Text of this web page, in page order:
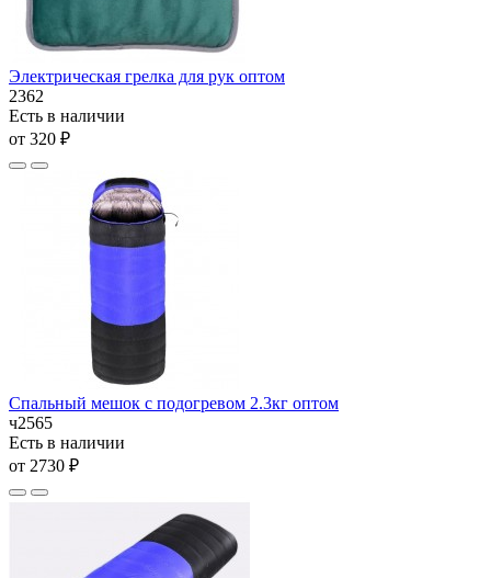
Электрическая грелка для рук оптом
2362
Есть в наличии
от 320 ₽
Спальный мешок с подогревом 2.3кг оптом
ч2565
Есть в наличии
от 2730 ₽